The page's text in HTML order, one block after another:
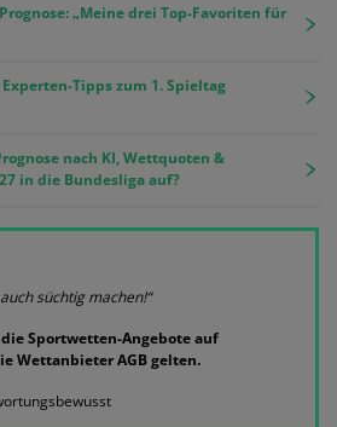
„Meine drei Top-Favoriten für
Tipps zum 1. Spieltag
nach KI, Wettquoten &
in die Bundesliga auf?
süchtig machen!“
Sportwetten-Angebote auf
Wettanbieter AGB gelten.